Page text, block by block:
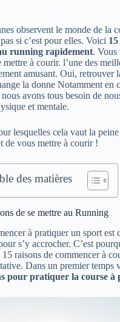
observent le monde de la
si c’est pour elles. Voici
running rapidement. Vous
à courir. l’une des
amusant. Oui, retrouver
la donne Notamment en
avons tous besoin de
et mentale.
lesquelles cela vaut la
de vous mettre à courir !
des matières
de se mettre au Running
à pratiquer un sport est
s’y accrocher. C’est
raisons de commencer à
Dans un premier temps
pour pratiquer la course à